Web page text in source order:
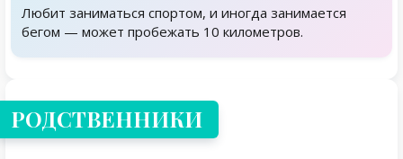
Любит заниматься спортом, и иногда занимается
бегом — может пробежать 10 километров.
Родственники
РОДСТВЕННИКИ